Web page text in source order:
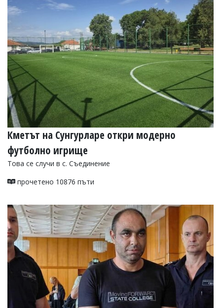
Кметът на Сунгурларе откри модерно
футболно игрище
Това се случи в с. Съединение
прочетено 10876 пъти